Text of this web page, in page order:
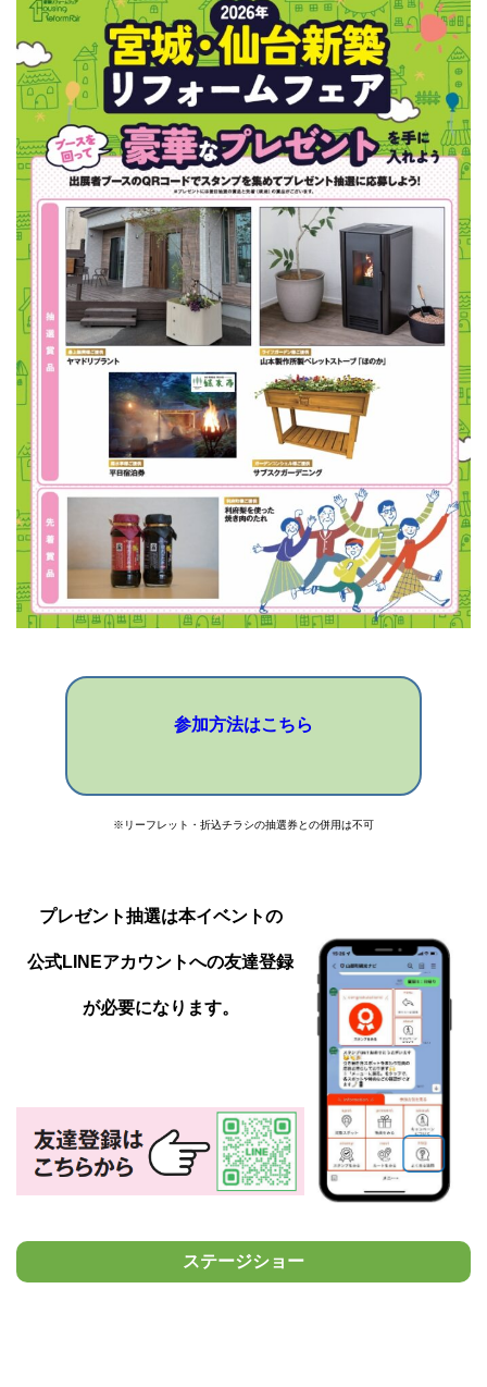
参加方法はこちら
※リーフレット・折込チラシの抽選券との併用は不可
プレゼント抽選は本イベントの
公式LINEアカウントへの友達登録
が必要になります。
ステージショー